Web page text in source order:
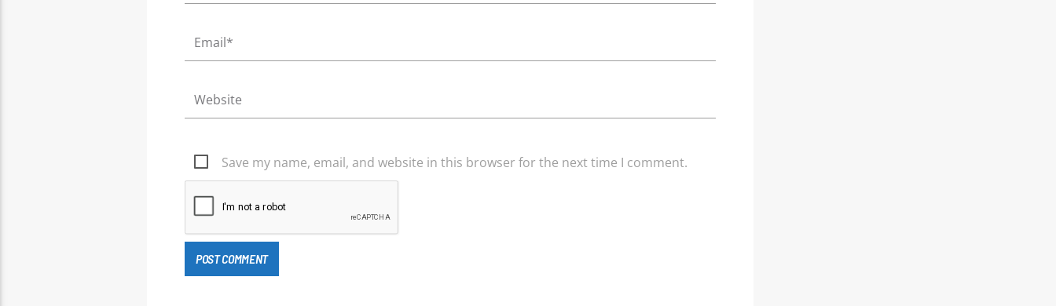
Save my name, email, and website in this browser for the next time I comment.